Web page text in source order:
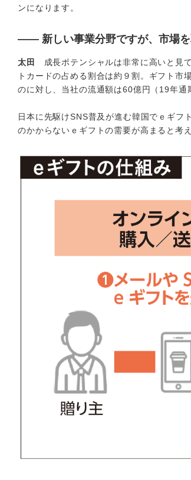
ンになります。
―― 新しい事業分野ですが、市場を
太田
成長ポテンシャルは非常に高いと見
トカードの占める割合は約９割。ギフト市
のに対し、当社の流通額は60億円（19年通
日本に先駆けSNS普及が進む韓国でｅギフ
のかからないｅギフトの需要が高まると考